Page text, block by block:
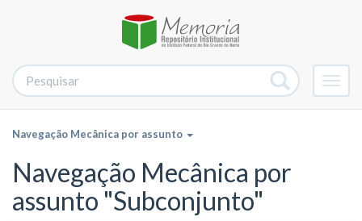
Navegação Mecânica por assunto
Navegação Mecânica por
assunto "Subconjunto"